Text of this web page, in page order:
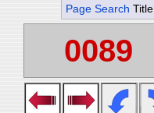
Page Search Title
0089